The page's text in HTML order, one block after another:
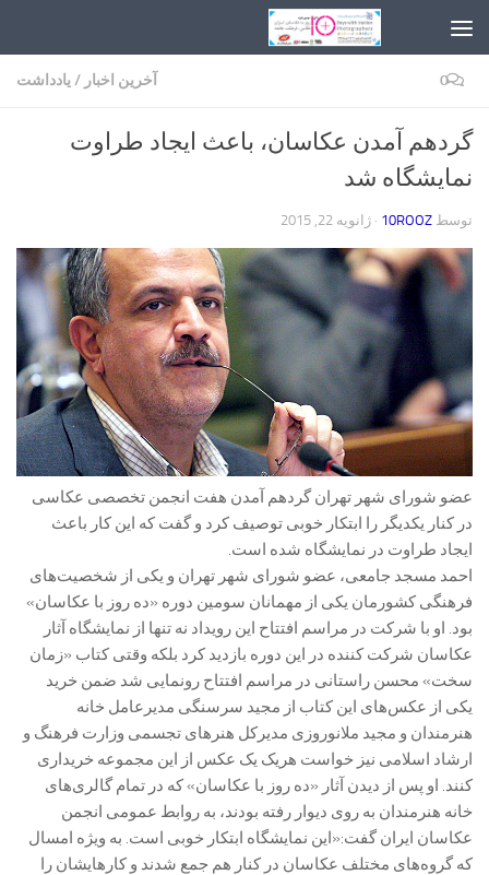
آخرین اخبار / یادداشت 0
گردهم آمدن عکاسان، باعث ایجاد طراوت
نمایشگاه شد
توسط 10ROOZ
· ژانویه 22, 2015
عضو شورای شهر تهران گردهم آمدن هفت انجمن تخصصی عکاسی
در کنار یکدیگر را ابتکار خوبی توصیف کرد و گفت که این کار باعث
ایجاد طراوت در نمایشگاه شده است.
احمد مسجد جامعی، عضو شورای شهر تهران و یکی از شخصیت‌های
فرهنگی کشورمان یکی از مهمانان سومین دوره «ده روز با عکاسان»
بود. او با شرکت در مراسم افتتاح این رویداد نه تنها از نمایشگاه آثار
عکاسان شرکت کننده در این دوره بازدید کرد بلکه وقتی کتاب «زمان
سخت» محسن راستانی در مراسم افتتاح رونمایی شد ضمن خرید
یکی از عکس‌های این کتاب از مجید سرسنگی مدیرعامل خانه
هنرمندان و مجید ملانوروزی مدیرکل هنرهای تجسمی وزارت فرهنگ و
ارشاد اسلامی نیز خواست هریک یک عکس از این مجموعه خریداری
کنند. او پس از دیدن آثار «ده روز با عکاسان» که در تمام گالری‌های
خانه هنرمندان به روی دیوار رفته بودند، به روابط عمومی انجمن
عکاسان ایران گفت:«این نمایشگاه ابتکار خوبی است. به ویژه امسال
که گروه‌های مختلف عکاسان در کنار هم جمع شدند و کارهایشان را